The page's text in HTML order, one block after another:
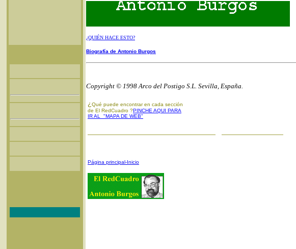
¿QUIÉN HACE ESTO?
Biografía de Antonio Burgos
Copyright © 1998 Arco del Postigo S.L. Sevilla, España.
¿ Qué puede encontrar en cada sección
de El RedCuadro ?PINCHE AQUI PARA
IR AL "MAPA DE WEB"
Página principal-Inicio